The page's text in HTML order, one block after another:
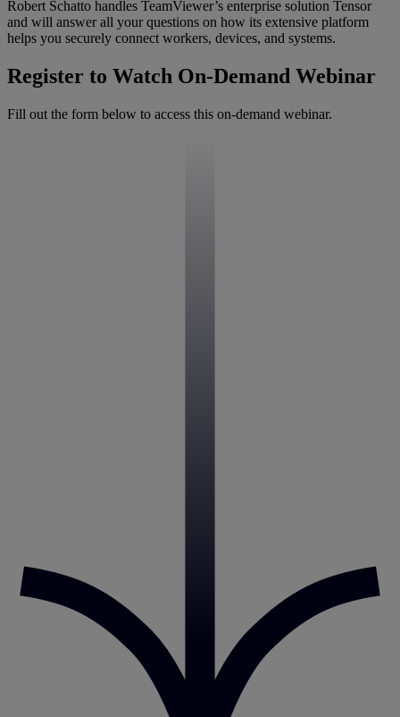
Robert Schatto handles TeamViewer’s enterprise solution Tensor
and will answer all your questions on how its extensive platform
helps you securely connect workers, devices, and systems.
Register to Watch On-Demand Webinar
Fill out the form below to access this on-demand webinar.